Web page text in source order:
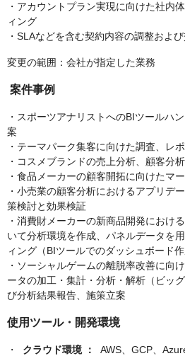
・アカウントプラン実現に向けた社内
ィング
・SLAなどを含む契約内容の調整およ
変更の範囲：会社が指定した業務
案件事例
・スポーツアナリストへのBIツールハ
案
・テーマパーク集客に向けた調査、レ
・コスメブランドの売上分析、顧客分
・食品メーカーの顧客開拓に向けたマ
・小売業の顧客分析におけるアプリデ
策検討と効果検証
・消費財メーカーの新商品開発におけ
いて分析環境を作成、パネルデータを
ィング（BIツールでのダッシュボード作
・ソーシャルゲームの離脱率改善に向
ータの加工・集計・分析・解析（ビッ
び分析結果報告、施策立案
使用ツール・開発環境
・ クラウド環境 ： AWS、GCP、